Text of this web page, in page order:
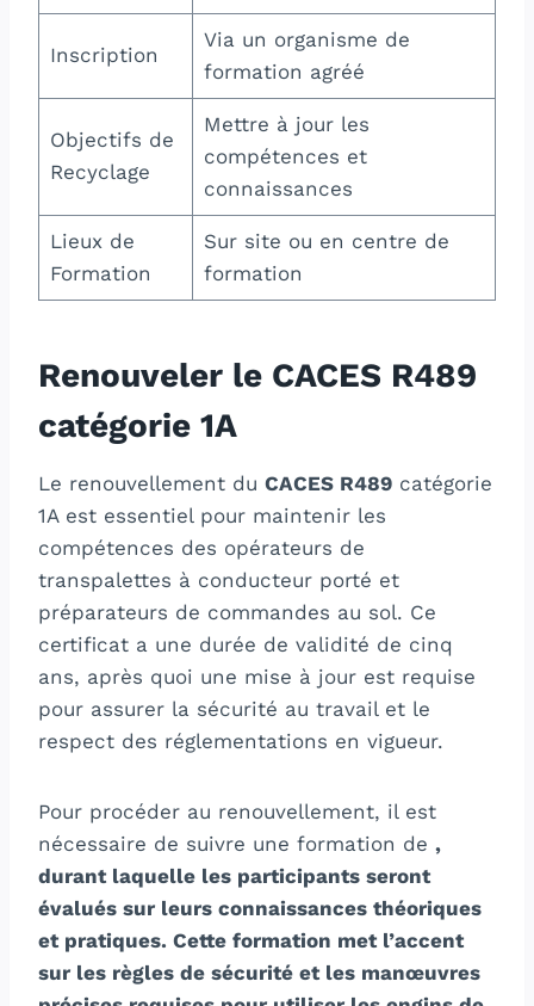
Inscription
Via un organisme de
formation agréé
Objectifs de
Recyclage
Mettre à jour les
compétences et
connaissances
Lieux de
Formation
Sur site ou en centre de
formation
Renouveler le CACES R489
catégorie 1A
Le renouvellement du CACES R489 catégorie
1A est essentiel pour maintenir les
compétences des opérateurs de
transpalettes à conducteur porté et
préparateurs de commandes au sol. Ce
certificat a une durée de validité de cinq
ans, après quoi une mise à jour est requise
pour assurer la sécurité au travail et le
respect des réglementations en vigueur.
Pour procéder au renouvellement, il est
nécessaire de suivre une formation de ,
durant laquelle les participants seront
évalués sur leurs connaissances théoriques
et pratiques. Cette formation met l’accent
sur les règles de sécurité et les manœuvres